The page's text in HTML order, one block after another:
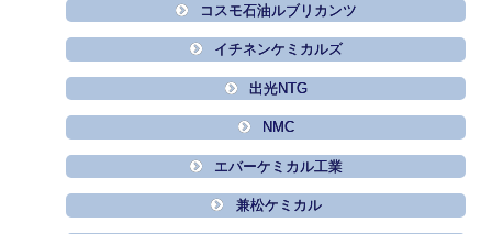
コスモ石油ルブリカンツ
イチネンケミカルズ
出光NTG
NMC
エバーケミカル工業
兼松ケミカル